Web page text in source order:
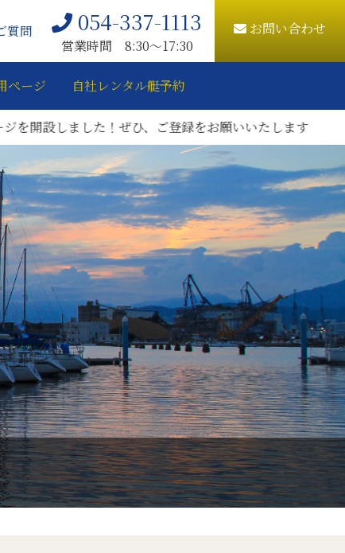
質問 054-337-1113
営業時間 8:30〜17:30
お問い合わせ
ページ 自社レンタル艇予約
ひ、ご登録をお願いいたします。